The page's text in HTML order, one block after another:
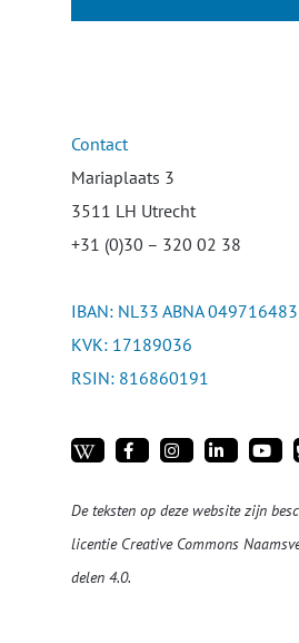
Contact
Mariaplaats 3
3511 LH Utrecht
+31 (0)30 – 320 02 38
IBAN: NL33 ABNA
KVK: 17189036
RSIN: 816860191
De teksten op deze website zijn
licentie Creative Commons
delen 4.0.